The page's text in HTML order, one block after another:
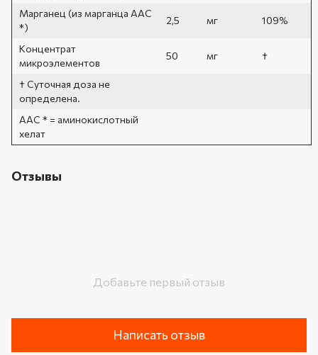
Марганец (из марганца AAC
*)
2,5 мг 109%
Концентрат
микроэлементов
50 мг †
† Суточная доза не
определена.
AAC * = аминокислотный
хелат
Отзывы
Добавьте первый отзыв
Написать отзыв